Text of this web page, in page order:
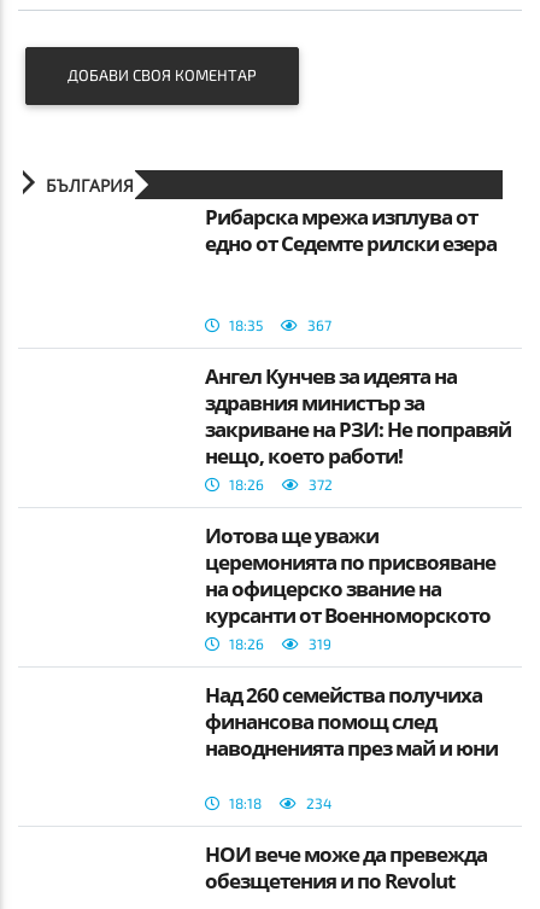
ДОБАВИ СВОЯ КОМЕНТАР
БЪЛГАРИЯ
Рибарска мрежа изплува от
едно от Седемте рилски езера
18:35 367
Ангел Кунчев за идеята на
здравния министър за
закриване на РЗИ: Не поправяй
нещо, което работи!
18:26 372
Йотова ще уважи
церемонията по присвояване
на офицерско звание на
курсанти от Военноморското
училище
18:26 319
Над 260 семейства получиха
финансова помощ след
наводненията през май и юни
18:18 234
НОИ вече може да превежда
обезщетения и по Revolut